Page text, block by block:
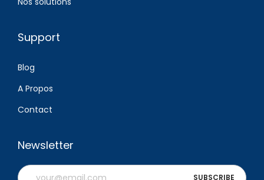
Support
Blog
A Propos
Contact
Newsletter